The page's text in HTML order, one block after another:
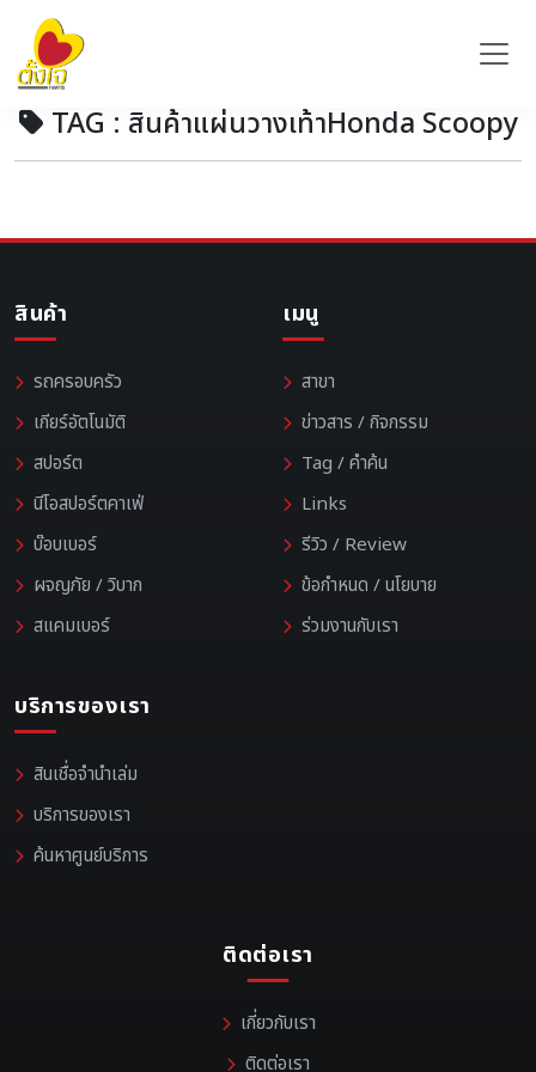
TAG : สินค้าแผ่นวางเท้าHonda Scoopy
สินค้า
รถครอบครัว
เกียร์อัตโนมัติ
สปอร์ต
นีโอสปอร์ตคาเฟ่
บ๊อบเบอร์
ผจญภัย / วิบาก
สแคมเบอร์
เมนู
สาขา
ข่าวสาร / กิจกรรม
Tag / คำค้น
Links
รีวิว / Review
ข้อกำหนด / นโยบาย
ร่วมงานกับเรา
บริการของเรา
สินเชื่อจำนำเล่ม
บริการของเรา
ค้นหาศูนย์บริการ
ติดต่อเรา
เกี่ยวกับเรา
ติดต่อเรา